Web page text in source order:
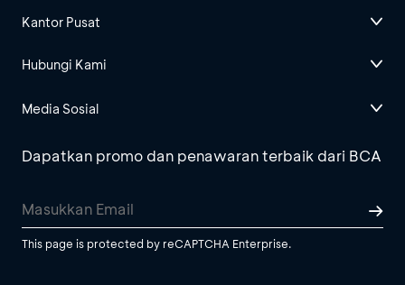
Kantor Pusat
Hubungi Kami
Media Sosial
Dapatkan promo dan penawaran terbaik dari BCA
This page is protected by reCAPTCHA Enterprise.